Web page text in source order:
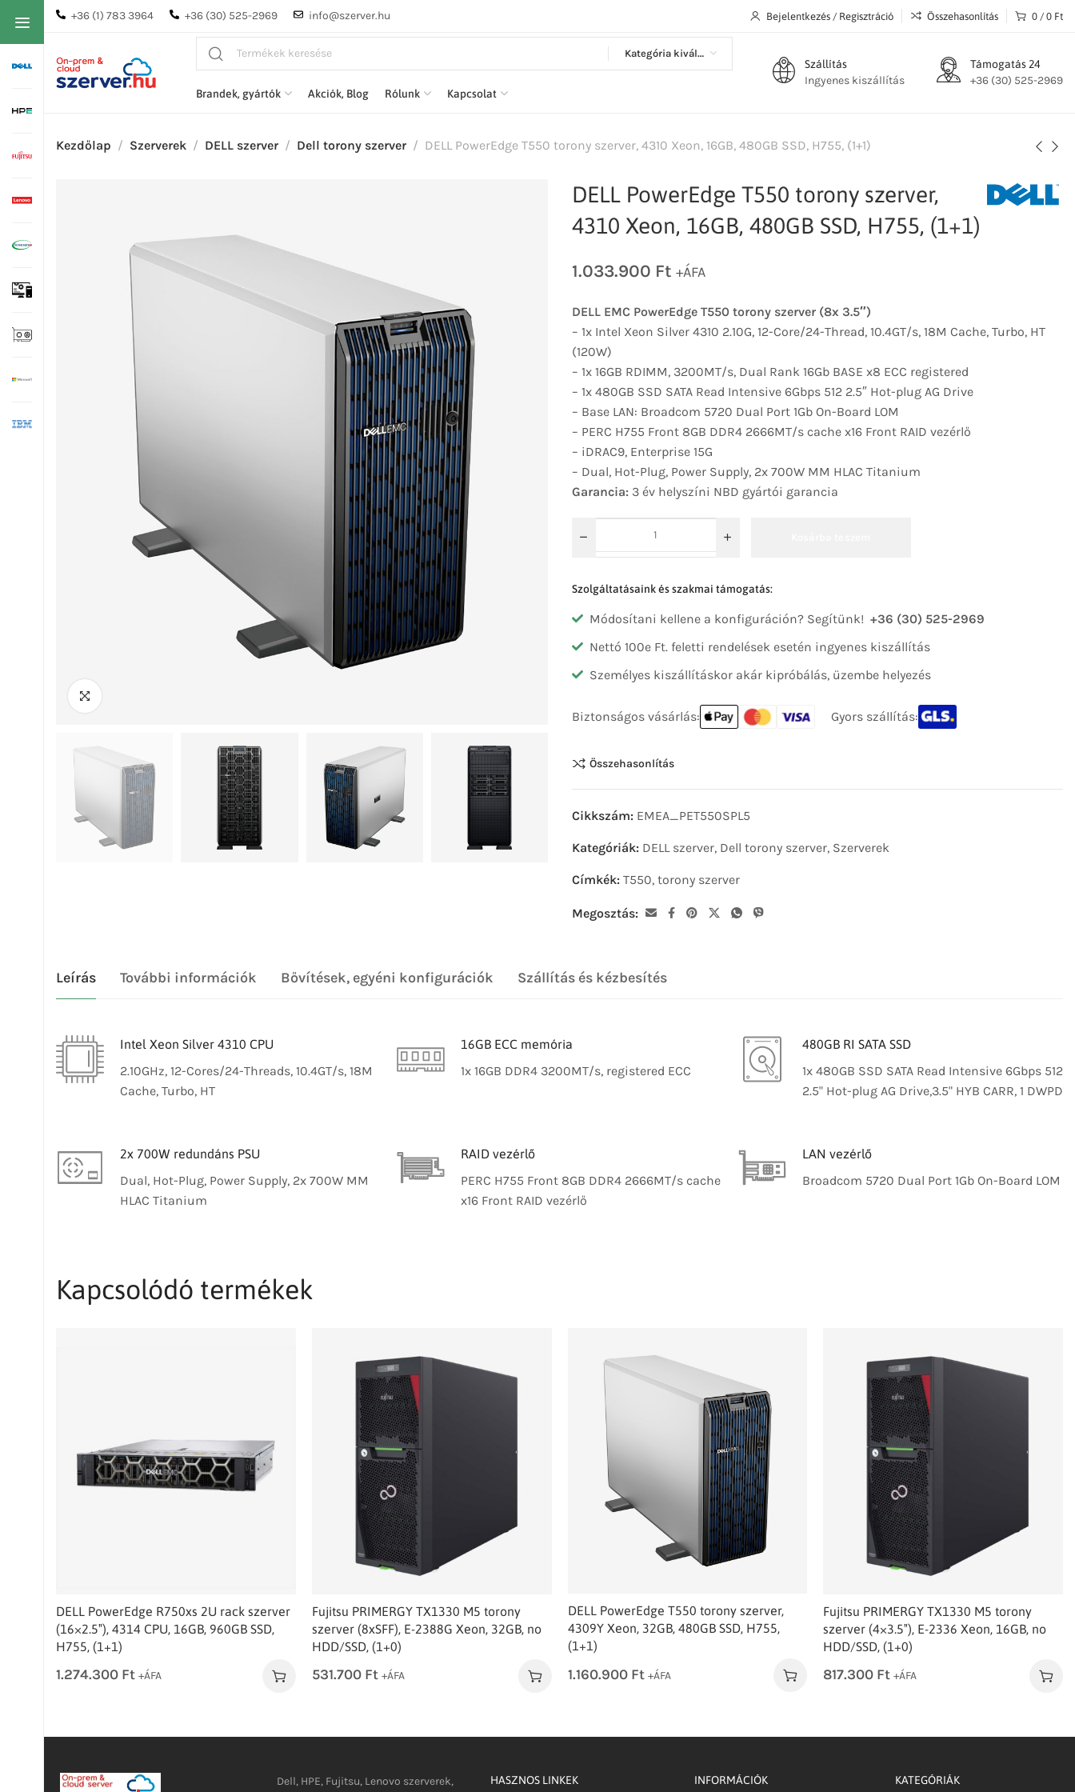
+36 (1) 783 3964 +36 (30) 525-2969 info@szerver.hu Bejelentkezés / Regisztráció Összehasonlítás 0 / 0 Ft
Kategória kiválasztása
Brandek, gyártók Akciók, Blog Rólunk Kapcsolat
Szállítás
Ingyenes kiszállítás
Támogatás 24
+36 (30) 525-2969
Kezdőlap Szerverek DELL szerver Dell torony szerver DELL PowerEdge T550 torony szerver, 4310 Xeon, 16GB, 480GB SSD, H755, (1+1)
DELL PowerEdge T550 torony szerver,
4310 Xeon, 16GB, 480GB SSD, H755, (1+1)
1.033.900 Ft +ÁFA
DELL EMC PowerEdge T550 torony szerver (8x 3.5″)
– 1x Intel Xeon Silver 4310 2.10G, 12-Core/24-Thread, 10.4GT/s, 18M Cache, Turbo, HT
(120W)
– 1x 16GB RDIMM, 3200MT/s, Dual Rank 16Gb BASE x8 ECC registered
– 1x 480GB SSD SATA Read Intensive 6Gbps 512 2.5″ Hot-plug AG Drive
– Base LAN: Broadcom 5720 Dual Port 1Gb On-Board LOM
– PERC H755 Front 8GB DDR4 2666MT/s cache x16 Front RAID vezérlő
– iDRAC9, Enterprise 15G
– Dual, Hot-Plug, Power Supply, 2x 700W MM HLAC Titanium
Garancia: 3 év helyszíni NBD gyártói garancia
Szolgáltatásaink és szakmai támogatás:
Módosítani kellene a konfiguráción? Segítünk! +36 (30) 525-2969
Nettó 100e Ft. feletti rendelések esetén ingyenes kiszállítás
Személyes kiszállításkor akár kipróbálás, üzembe helyezés
Biztonságos vásárlás: Gyors szállítás:
Összehasonlítás
Cikkszám: EMEA_PET550SPL5
Kategóriák: DELL szerver, Dell torony szerver, Szerverek
Címkék: T550, torony szerver
Megosztás:
Leírás További információk Bővítések, egyéni konfigurációk Szállítás és kézbesítés
Intel Xeon Silver 4310 CPU
2.10GHz, 12-Cores/24-Threads, 10.4GT/s, 18M
Cache, Turbo, HT
16GB ECC memória
1x 16GB DDR4 3200MT/s, registered ECC
480GB RI SATA SSD
1x 480GB SSD SATA Read Intensive 6Gbps 512
2.5" Hot-plug AG Drive,3.5" HYB CARR, 1 DWPD
2x 700W redundáns PSU
Dual, Hot-Plug, Power Supply, 2x 700W MM
HLAC Titanium
RAID vezérlő
PERC H755 Front 8GB DDR4 2666MT/s cache
x16 Front RAID vezérlő
LAN vezérlő
Broadcom 5720 Dual Port 1Gb On-Board LOM
Kapcsolódó termékek
DELL PowerEdge R750xs 2U rack szerver
(16×2.5″), 4314 CPU, 16GB, 960GB SSD,
H755, (1+1)
1.274.300 Ft +ÁFA
Fujitsu PRIMERGY TX1330 M5 torony
szerver (8xSFF), E-2388G Xeon, 32GB, no
HDD/SSD, (1+0)
531.700 Ft +ÁFA
DELL PowerEdge T550 torony szerver,
4309Y Xeon, 32GB, 480GB SSD, H755,
(1+1)
1.160.900 Ft +ÁFA
Fujitsu PRIMERGY TX1330 M5 torony
szerver (4×3.5″), E-2336 Xeon, 16GB, no
HDD/SSD, (1+0)
817.300 Ft +ÁFA
Dell, HPE, Fujitsu, Lenovo szerverek,
HASZNOS LINKEK INFORMÁCIÓK KATEGÓRIÁK